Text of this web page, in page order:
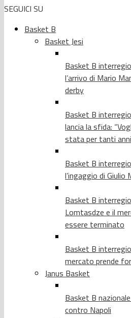
SEGUICI SU
Basket B
Basket Jesi
Basket B
l’arrivo di Mario
derby
Basket B
lancia la sfida:
stata per tanti
Basket B
l’ingaggio di Giulio
Basket B
Lomtasdze e il
essere terminato
Basket B
mercato prende
Janus Basket
Basket B
contro Napoli